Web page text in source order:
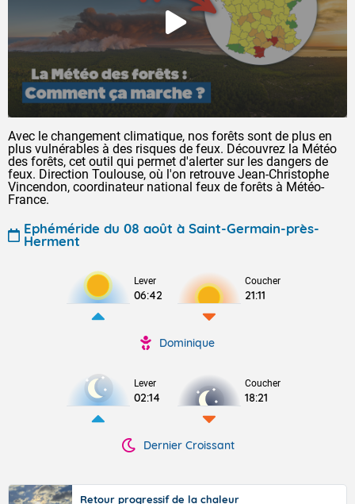
Avec le changement climatique, nos forêts sont de plus en
plus vulnérables à des risques de feux. Découvrez la Météo
des forêts, cet outil qui permet d'alerter sur les dangers de
feux. Direction Toulouse, où l'on retrouve Jean-Christophe
Vincendon, coordinateur national feux de forêts à Météo-
France.
Ephéméride du 08 août à Saint-Germain-près-
Herment
Lever
06:42
Coucher
21:11
Dominique
Lever
02:14
Coucher
18:21
Dernier Croissant
Retour progressif de la chaleur